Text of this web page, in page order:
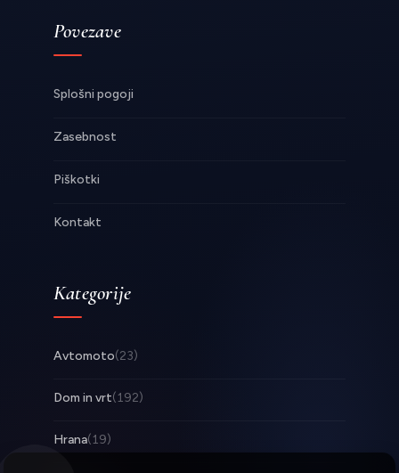
Povezave
Splošni pogoji
Zasebnost
Piškotki
Kontakt
Kategorije
Avtomoto(23)
Dom in vrt(192)
Hrana(19)